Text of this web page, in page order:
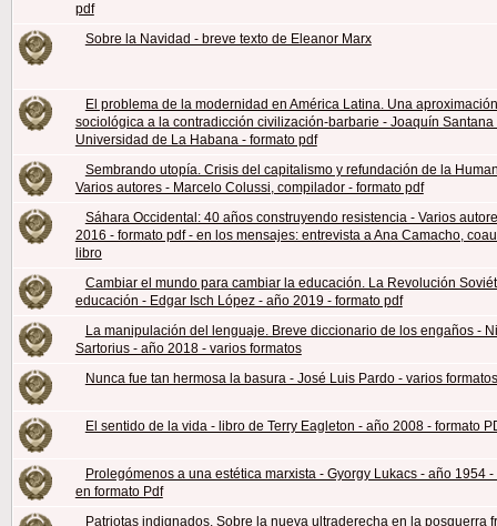
pdf
Sobre la Navidad - breve texto de Eleanor Marx
El problema de la modernidad en América Latina. Una
sociológica a la contradicción civilización-barbarie - Joaquín Santana
Universidad de La Habana - formato pdf
Sembrando utopía. Crisis del capitalismo y refundación de la
Varios autores - Marcelo Colussi, compilador - formato pdf
Sáhara Occidental: 40 años construyendo resistencia - Varios
2016 - formato pdf - en los mensajes: entrevista a Ana Camacho,
libro
Cambiar el mundo para cambiar la educación. La Revolución
educación - Edgar Isch López - año 2019 - formato pdf
La manipulación del lenguaje. Breve diccionario de los engaños -
Sartorius - año 2018 - varios formatos
Nunca fue tan hermosa la basura - José Luis Pardo - varios
El sentido de la vida - libro de Terry Eagleton - año 2008 - formato
Prolegómenos a una estética marxista - Gyorgy Lukacs - año 1954
en formato Pdf
Patriotas indignados. Sobre la nueva ultraderecha en la posguerra